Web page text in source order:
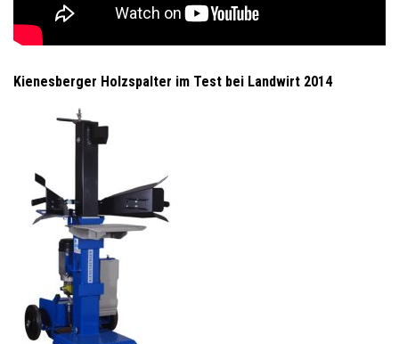
Kienesberger Holzspalter im Test bei Landwirt 2014